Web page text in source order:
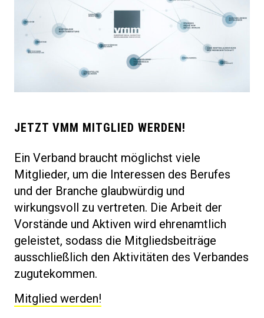
JETZT VMM MITGLIED WERDEN!
Ein Verband braucht möglichst viele
Mitglieder, um die Interessen des Berufes
und der Branche glaubwürdig und
wirkungsvoll zu vertreten. Die Arbeit der
Vorstände und Aktiven wird ehrenamtlich
geleistet, sodass die Mitgliedsbeiträge
ausschließlich den Aktivitäten des Verbandes
zugutekommen.
Mitglied werden!